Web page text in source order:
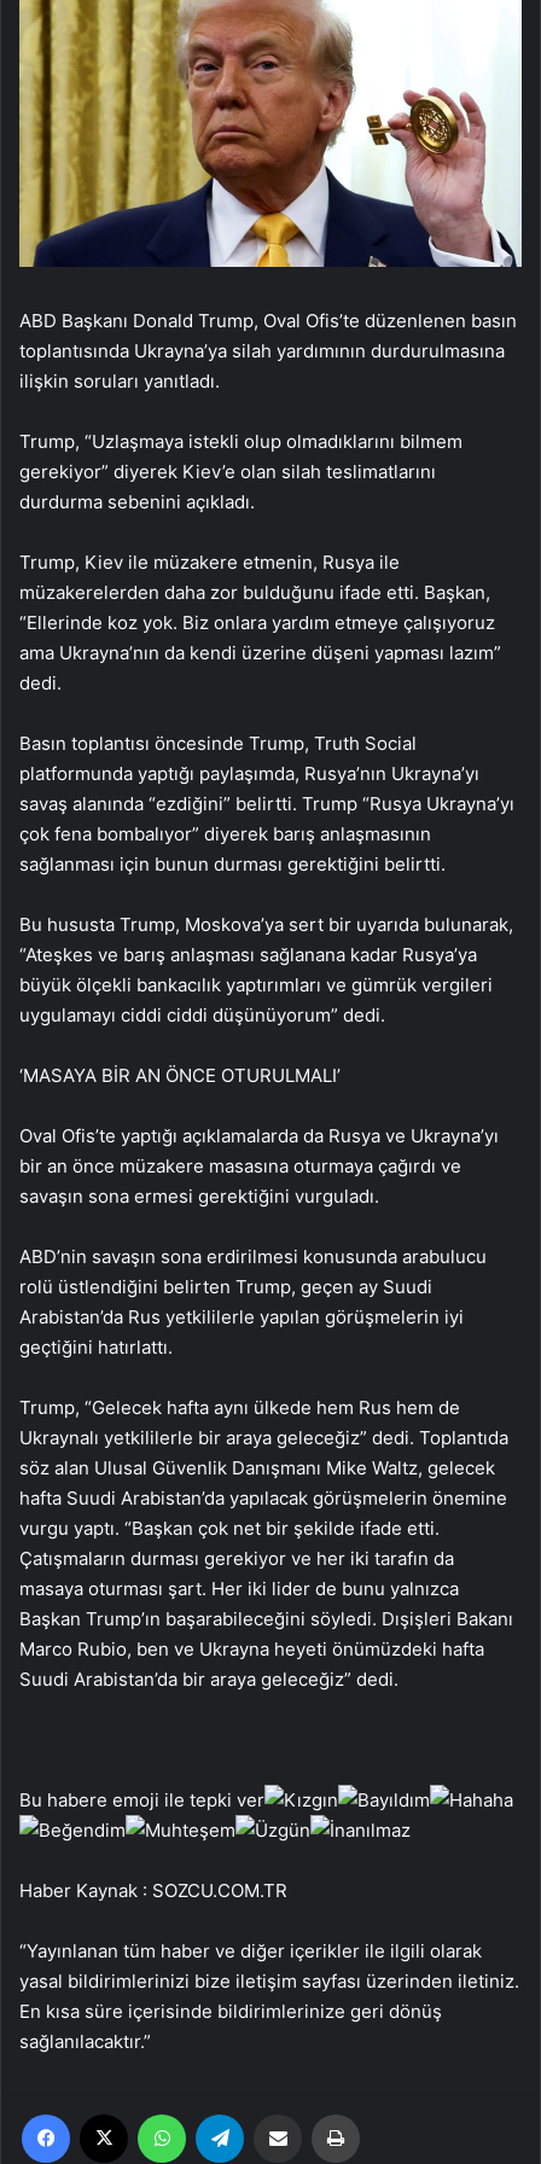
ABD Başkanı Donald Trump, Oval Ofis’te düzenlenen basın
toplantısında Ukrayna’ya silah yardımının durdurulmasına
ilişkin soruları yanıtladı.
Trump, “Uzlaşmaya istekli olup olmadıklarını bilmem
gerekiyor” diyerek Kiev’e olan silah teslimatlarını
durdurma sebenini açıkladı.
Trump, Kiev ile müzakere etmenin, Rusya ile
müzakerelerden daha zor bulduğunu ifade etti. Başkan,
“Ellerinde koz yok. Biz onlara yardım etmeye çalışıyoruz
ama Ukrayna’nın da kendi üzerine düşeni yapması lazım”
dedi.
Basın toplantısı öncesinde Trump, Truth Social
platformunda yaptığı paylaşımda, Rusya’nın Ukrayna’yı
savaş alanında “ezdiğini” belirtti. Trump “Rusya Ukrayna’yı
çok fena bombalıyor” diyerek barış anlaşmasının
sağlanması için bunun durması gerektiğini belirtti.
Bu hususta Trump, Moskova’ya sert bir uyarıda bulunarak,
“Ateşkes ve barış anlaşması sağlanana kadar Rusya’ya
büyük ölçekli bankacılık yaptırımları ve gümrük vergileri
uygulamayı ciddi ciddi düşünüyorum” dedi.
‘MASAYA BİR AN ÖNCE OTURULMALI’
Oval Ofis’te yaptığı açıklamalarda da Rusya ve Ukrayna’yı
bir an önce müzakere masasına oturmaya çağırdı ve
savaşın sona ermesi gerektiğini vurguladı.
ABD’nin savaşın sona erdirilmesi konusunda arabulucu
rolü üstlendiğini belirten Trump, geçen ay Suudi
Arabistan’da Rus yetkililerle yapılan görüşmelerin iyi
geçtiğini hatırlattı.
Trump, “Gelecek hafta aynı ülkede hem Rus hem de
Ukraynalı yetkililerle bir araya geleceğiz” dedi. Toplantıda
söz alan Ulusal Güvenlik Danışmanı Mike Waltz, gelecek
hafta Suudi Arabistan’da yapılacak görüşmelerin önemine
vurgu yaptı. “Başkan çok net bir şekilde ifade etti.
Çatışmaların durması gerekiyor ve her iki tarafın da
masaya oturması şart. Her iki lider de bunu yalnızca
Başkan Trump’ın başarabileceğini söyledi. Dışişleri Bakanı
Marco Rubio, ben ve Ukrayna heyeti önümüzdeki hafta
Suudi Arabistan’da bir araya geleceğiz” dedi.
Bu habere emoji ile tepki ver
Haber Kaynak : SOZCU.COM.TR
“Yayınlanan tüm haber ve diğer içerikler ile ilgili olarak
yasal bildirimlerinizi bize iletişim sayfası üzerinden iletiniz.
En kısa süre içerisinde bildirimlerinize geri dönüş
sağlanılacaktır.”
Facebook WhatsApp Email'den paylaş